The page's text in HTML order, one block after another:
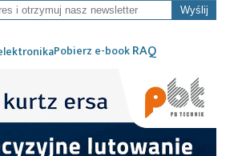
Wyślij
Pobierz e-bookRAQ